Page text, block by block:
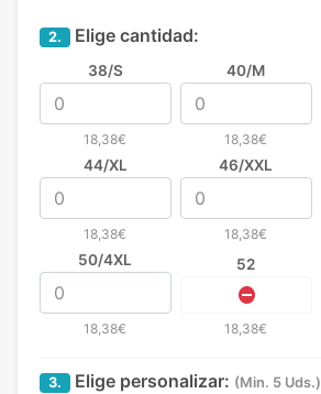
2. Elige cantidad:
38/S
18,38€
40/M
18,38€
44/XL
18,38€
46/XXL
18,38€
50/4XL
18,38€
52
18,38€
3. Elige personalizar: (Min. 5 Uds.)